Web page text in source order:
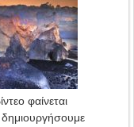
φαίνεται